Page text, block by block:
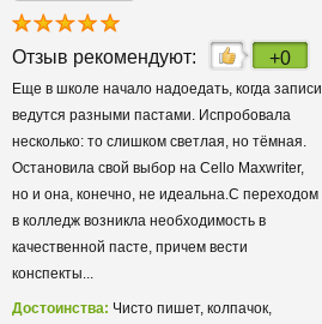
Отзыв рекомендуют: +0
Еще в школе начало надоедать, когда записи
ведутся разными пастами. Испробовала
несколько: то слишком светлая, но тёмная.
Остановила свой выбор на Cello Maxwriter,
но и она, конечно, не идеальна.С переходом
в колледж возникла необходимость в
качественной пасте, причем вести
конспекты...
Достоинства: Чисто пишет, колпачок,